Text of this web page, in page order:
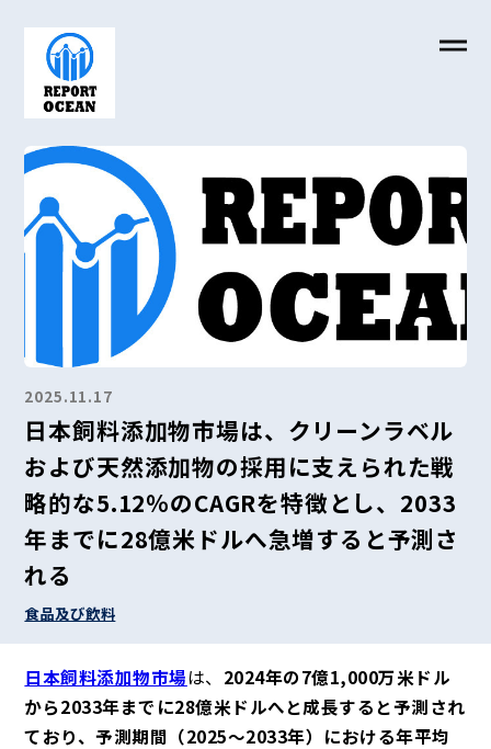
2025.11.17
日本飼料添加物市場は、クリーンラベル
および天然添加物の採用に支えられた戦
略的な5.12％のCAGRを特徴とし、2033
年までに28億米ドルへ急増すると予測さ
れる
食品及び飲料
日本飼料添加物市場は、 2024年の7億1,000万米ドル
から2033年までに28億米ドルへと成長すると予測され
ており、予測期間（2025～2033年）における年平均